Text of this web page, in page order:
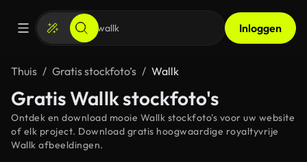
Inloggen
Thuis Gratis stockfoto’s Wallk
Gratis Wallk stockfoto's
Ontdek en download mooie Wallk stockfoto's voor uw website
of elk project. Download gratis hoogwaardige royaltyvrije
Wallk afbeeldingen.